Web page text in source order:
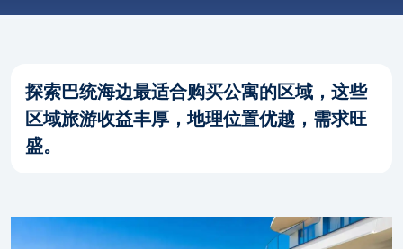
探索巴统海边最适合购买公寓的区域，这些
区域旅游收益丰厚，地理位置优越，需求旺
盛。